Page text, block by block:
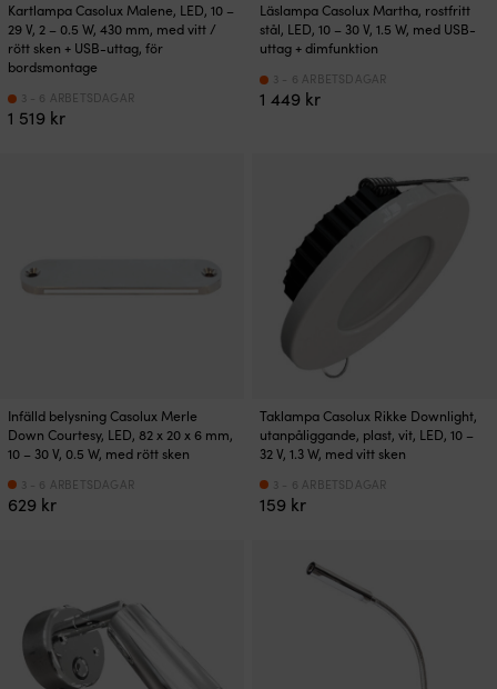
Kartlampa Casolux Malene, LED, 10 –
29 V, 2 – 0.5 W, 430 mm, med vitt /
rött sken + USB-uttag, för
bordsmontage
1 519 kr
3 - 6 ARBETSDAGAR
Läslampa Casolux Martha, rostfritt
stål, LED, 10 – 30 V, 1.5 W, med USB-
uttag + dimfunktion
1 449 kr
3 - 6 ARBETSDAGAR
Infälld belysning Casolux Merle
Down Courtesy, LED, 82 x 20 x 6 mm,
10 – 30 V, 0.5 W, med rött sken
629 kr
3 - 6 ARBETSDAGAR
Taklampa Casolux Rikke Downlight,
utanpåliggande, plast, vit, LED, 10 –
32 V, 1.3 W, med vitt sken
159 kr
3 - 6 ARBETSDAGAR